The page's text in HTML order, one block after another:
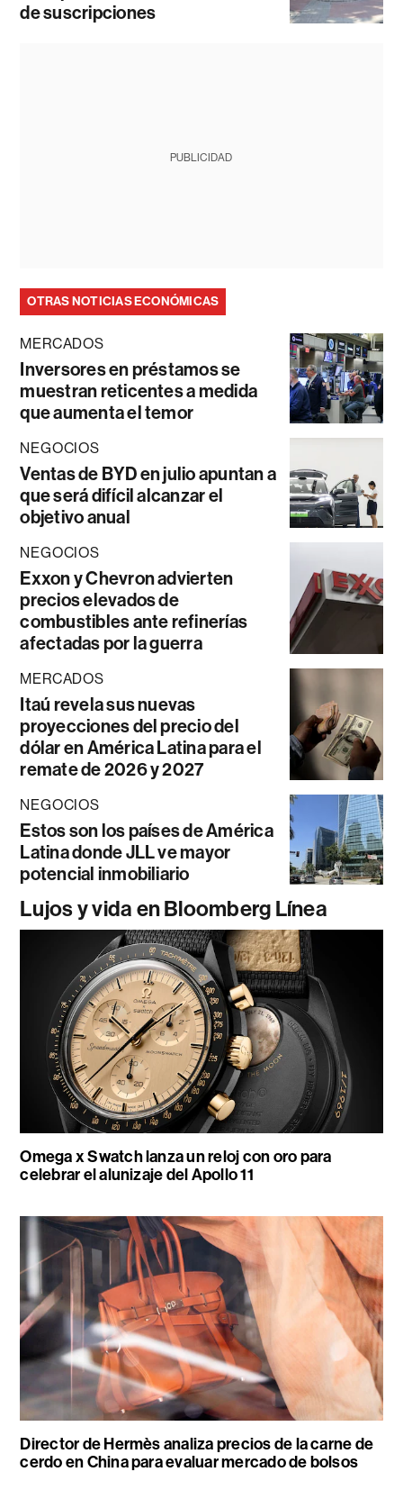
de suscripciones
PUBLICIDAD
OTRAS NOTICIAS ECONÓMICAS
MERCADOS
Inversores en préstamos se
muestran reticentes a medida
que aumenta el temor
NEGOCIOS
Ventas de BYD en julio apuntan a
que será difícil alcanzar el
objetivo anual
NEGOCIOS
Exxon y Chevron advierten
precios elevados de
combustibles ante refinerías
afectadas por la guerra
MERCADOS
Itaú revela sus nuevas
proyecciones del precio del
dólar en América Latina para el
remate de 2026 y 2027
NEGOCIOS
Estos son los países de América
Latina donde JLL ve mayor
potencial inmobiliario
Lujos y vida en Bloomberg Línea
Omega x Swatch lanza un reloj con oro para
celebrar el alunizaje del Apollo 11
Director de Hermès analiza precios de la carne de
cerdo en China para evaluar mercado de bolsos